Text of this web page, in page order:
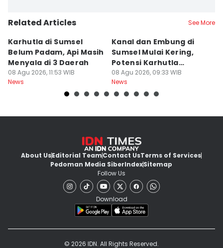
Related Articles See More
Karhutla di Sumsel
Belum Padam, Api Masih
Menyala di 3 Daerah
08 Agu 2026, 11:53 WIB
News
Kanal dan Embung di
Sumsel Mulai Kering,
Potensi Karhutla
Meningkat
08 Agu 2026, 09:33 WIB
News
About UsEditorial TeamContact UsTerms of Services
Pedoman Media SiberIndexSitemap
Follow Us
Download
© 2026 IDN. All Rights Reserved.